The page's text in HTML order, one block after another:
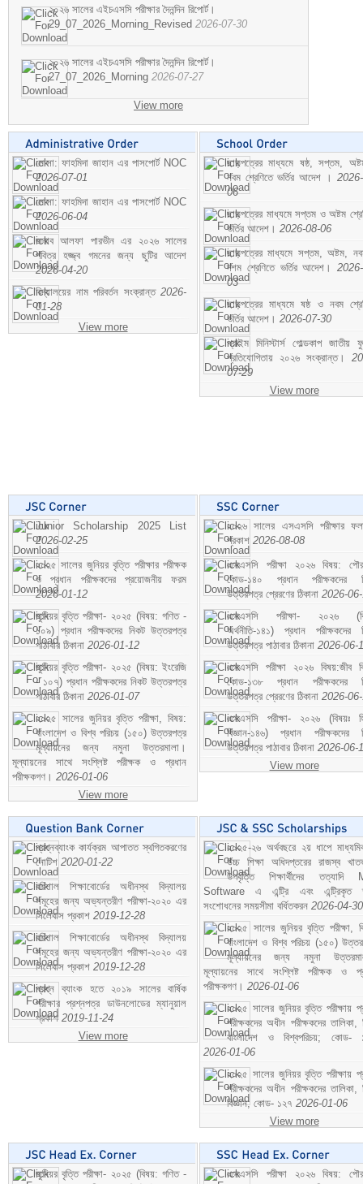
২০২৬ সালের এইচএসসি পরীক্ষার দৈনন্দিন রিপোর্ট।
29_07_2026_Morning_Revised 2026-07-30
২০২৬ সালের এইচএসসি পরীক্ষার দৈনন্দিন রিপোর্ট।
27_07_2026_Morning 2026-07-27
View more
মোসা: ফাহমিদা জাহান এর পাসপোর্ট NOC
2026-07-01
মোসা: ফাহমিদা জাহান এর পাসপোর্ট NOC
2026-06-04
জনাব আলফা পারভীন এর ২০২৬ সালের
পবিত্র হজ্জ্ব গমনের জন্য ছুটির আদেশ
2026-04-20
বিদ্যালয়ের নাম পরিবর্তন সংক্রান্ত 2026-
01-28
View more
ছাড়পত্রের মাধ্যমে ষষ্ঠ, সপ্তম,
নবম শ্রেণিতে ভর্তির আদেশ ।
06
ছাড়পত্রের মাধ্যমে সপ্তম ও অষ্টম
ভর্তির আদেশ। 2026-08-06
ছাড়পত্রের মাধ্যমে সপ্তম, অষ্টম,
দশম শ্রেণিতে ভর্তির আদেশ।
03
ছাড়পত্রের মাধ্যমে ষষ্ঠ ও নবম
ভর্তির আদেশ। 2026-07-30
প্রাইম মিনিস্টার্স গোল্ডকাপ জাতীয়
প্রতিযোগিতায় ২০২৬ সংক্রান্ত।
07-29
View more
Junior Scholarship 2025 List
2026-02-25
২০২৫ সালের জুনিয়র বৃত্তি পরীক্ষার পরীক্ষক
ও প্রধান পরীক্ষকদের প্রয়োজনীয় ফরম
2026-01-12
জুনিয়র বৃত্তি পরীক্ষা- ২০২৫ (বিষয়: গণিত -
১০৯) প্রধান পরীক্ষকদের নিকট উত্তরপত্র
পাঠাবার ঠিকানা 2026-01-12
জুনিয়র বৃত্তি পরীক্ষা- ২০২৫ (বিষয়: ইংরেজি
- ১০৭) প্রধান পরীক্ষকদের নিকট উত্তরপত্র
পাঠাবার ঠিকানা 2026-01-07
২০২৫ সালের জুনিয়র বৃত্তি পরীক্ষা, বিষয়:
বাংলাদেশ ও বিশ্ব পরিচয় (১৫০) উত্তরপত্র
মূল্যায়নের জন্য নমুনা উত্তরমালা।
মূল্যায়নের সাথে সংশ্লিষ্ট পরীক্ষক ও প্রধান
পরীক্ষকগণ। 2026-01-06
View more
২০২৬ সালের এসএসসি পরীক্ষার
প্রকাশ 2026-08-08
এসএসসি পরীক্ষা ২০২৬ বিষয়:
কোড-১৪০ প্রধান পরীক্ষকদের
উত্তরপত্র প্রেরণের ঠিকানা 2026-
এসএসসি পরীক্ষা- ২০২৬
অর্থনীতি-১৪১) প্রধান পরীক্ষকদের
উত্তরপত্র পাঠাবার ঠিকানা 2026-06-
এসএসসি পরীক্ষা ২০২৬ বিষয়:জীব
কোড-১৩৮ প্রধান পরীক্ষকদের
উত্তরপত্র প্রেরণের ঠিকানা 2026-
এসএসসি পরীক্ষা- ২০২৬ (বিষয়ঃ
বিজ্ঞান-১৪৬) প্রধান পরীক্ষকদের
উত্তরপত্র পাঠাবার ঠিকানা 2026-06-
View more
প্রশ্নব্যাংক কার্যক্রম আপাতত স্থগিতকরণের
নোটিশ 2020-01-22
বরিশাল শিক্ষাবোর্ডের অধীনস্থ বিদ্যালয়
সমূহের জন্য অভ্যন্তরীণ পরীক্ষা-২০২০ এর
সিলেবাস প্রকাশ 2019-12-28
বরিশাল শিক্ষাবোর্ডের অধীনস্থ বিদ্যালয়
সমূহের জন্য অভ্যন্তরীণ পরীক্ষা-২০২০ এর
সিলেবাস প্রকাশ 2019-12-28
প্রশ্ন ব্যাংক হতে ২০১৯ সালের বার্ষিক
পরীক্ষার প্রশ্নপত্র ডাউনলোডের ম্যানুয়াল
প্রকাশ 2019-11-24
View more
২০২৫-২৬ অর্থবছরে ২য় ধাপে
উচ্চ শিক্ষা অধিদপ্তরের রাজস্ব
উপবৃত্তি শিক্ষার্থীদের তত্যাদি
Software এ এন্ট্রি এবং এন্ট্রিকৃত
সংশোধনের সময়সীমা বর্ধিতকরন 2026-04-30
২০২৫ সালের জুনিয়র বৃত্তি পরীক্ষা,
বাংলাদেশ ও বিশ্ব পরিচয় (১৫০)
মূল্যায়নের জন্য নমুনা
মূল্যায়নের সাথে সংশ্লিষ্ট পরীক্ষক ও
পরীক্ষকগণ। 2026-01-06
২০২৫ সালের জুনিয়র বৃত্তি পরীক্ষায়
পরীক্ষকদের অধীন পরীক্ষকদের তালিকা,
বাংলাদেশ ও বিশ্বপরিচয়; কোড-
2026-01-06
২০২৫ সালের জুনিয়র বৃত্তি পরীক্ষায়
পরীক্ষকদের অধীন পরীক্ষকদের তালিকা,
বিজ্ঞান; কোড- ১২৭ 2026-01-06
View more
জুনিয়র বৃত্তি পরীক্ষা- ২০২৫ (বিষয়: গণিত -
এসএসসি পরীক্ষা ২০২৬ বিষয়: